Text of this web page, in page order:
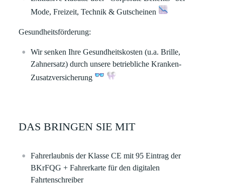
Mode, Freizeit, Technik & Gutscheinen
Gesundheitsförderung:
Wir senken Ihre Gesundheitskosten (u.a. Brille,
Zahnersatz) durch unsere betriebliche Kranken-
Zusatzversicherung
DAS BRINGEN SIE MIT
Fahrerlaubnis der Klasse CE mit 95 Eintrag der
BKrFQG + Fahrerkarte für den digitalen
Fahrtenschreiber